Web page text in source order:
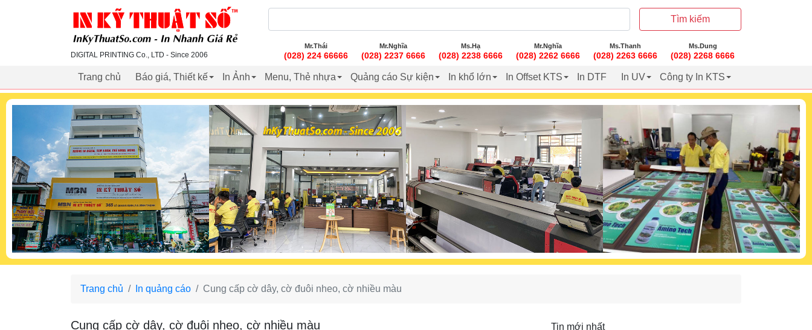
inkythuatso.com
DIGITAL PRINTING Co., LTD - Since 2006
Tìm kiếm
Mr.Thái
(028) 224 66666
Mr.Nghĩa
(028) 2237 6666
Ms.Hạ
(028) 2238 6666
Mr.Nghĩa
(028) 2262 6666
Ms.Thanh
(028) 2263 6666
Ms.Dung
(028) 2268 6666
Trang chủ Báo giá, Thiết kế In Ảnh Menu, Thẻ nhựa Quảng cáo Sự kiện In khổ lớn In Offset KTS In DTF In UV Công ty In KTS
Trang chủ In quảng cáo Cung cấp cờ dây, cờ đuôi nheo, cờ nhiều màu
Cung cấp cờ dây, cờ đuôi nheo, cờ nhiều màu Tin mới nhất